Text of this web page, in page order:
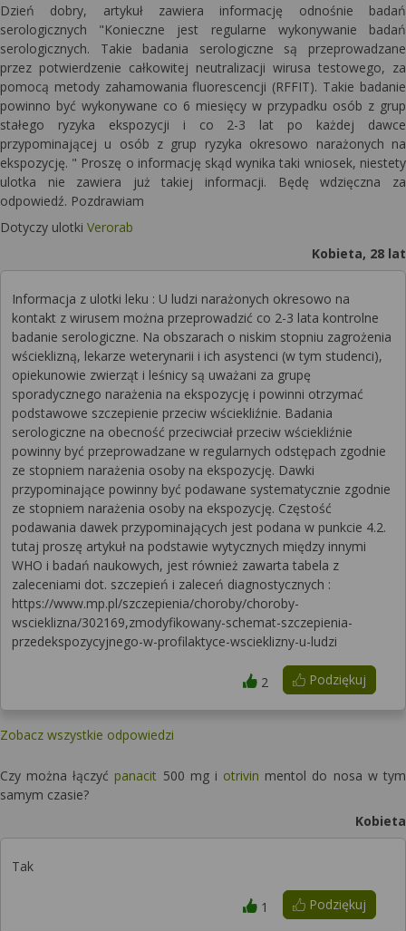
Dzień dobry, artykuł zawiera informację odnośnie badań
serologicznych "Konieczne jest regularne wykonywanie badań
serologicznych. Takie badania serologiczne są przeprowadzane
przez potwierdzenie całkowitej neutralizacji wirusa testowego, za
pomocą metody zahamowania fluorescencji (RFFIT). Takie badanie
powinno być wykonywane co 6 miesięcy w przypadku osób z grup
stałego ryzyka ekspozycji i co 2-3 lat po każdej dawce
przypominającej u osób z grup ryzyka okresowo narażonych na
ekspozycję. " Proszę o informację skąd wynika taki wniosek, niestety
ulotka nie zawiera już takiej informacji. Będę wdzięczna za
odpowiedź. Pozdrawiam
Dotyczy ulotki Verorab
Kobieta, 28 lat
Informacja z ulotki leku : U ludzi narażonych okresowo na
kontakt z wirusem można przeprowadzić co 2-3 lata kontrolne
badanie serologiczne. Na obszarach o niskim stopniu zagrożenia
wścieklizną, lekarze weterynarii i ich asystenci (w tym studenci),
opiekunowie zwierząt i leśnicy są uważani za grupę
sporadycznego narażenia na ekspozycję i powinni otrzymać
podstawowe szczepienie przeciw wściekliźnie. Badania
serologiczne na obecność przeciwciał przeciw wściekliźnie
powinny być przeprowadzane w regularnych odstępach zgodnie
ze stopniem narażenia osoby na ekspozycję. Dawki
przypominające powinny być podawane systematycznie zgodnie
ze stopniem narażenia osoby na ekspozycję. Częstość
podawania dawek przypominających jest podana w punkcie 4.2.
tutaj proszę artykuł na podstawie wytycznych między innymi
WHO i badań naukowych, jest również zawarta tabela z
zaleceniami dot. szczepień i zaleceń diagnostycznych :
https://www.mp.pl/szczepienia/choroby/choroby-
wscieklizna/302169,zmodyfikowany-schemat-szczepienia-
przedekspozycyjnego-w-profilaktyce-wscieklizny-u-ludzi
Podziękuj
2
Zobacz wszystkie odpowiedzi
Czy można łączyćpanacit 500 mg i otrivin mentol do nosa w tym
samym czasie?
Kobieta
Tak
Podziękuj
1